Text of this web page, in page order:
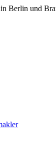
in Berlin und